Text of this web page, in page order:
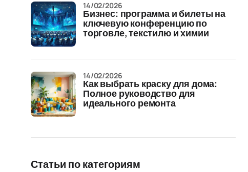
Бизнес: программа и билеты на
ключевую конференцию по
торговле, текстилю и химии
14/02/2026
Как выбрать краску для дома:
Полное руководство для
идеального ремонта
14/02/2026
Статьи по категориям